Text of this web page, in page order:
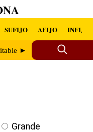
SUFIJO AFIJO INFIJO
►
Grande